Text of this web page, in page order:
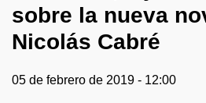
sobre la nueva
Nicolás Cabré
05 de febrero de 2019 - 12:00